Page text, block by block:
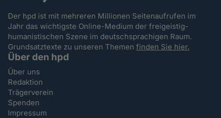
Der hpd ist mit mehreren Millionen Seitenaufrufen im
Jahr das wichtigste Online-Medium der freigeistig-
humanistischen Szene im deutschsprachigen Raum.
Grundsatztexte zu unseren Themenfinden Sie hier.
Über den hpd
Über uns
Redaktion
Trägerverein
Spenden
Impressum